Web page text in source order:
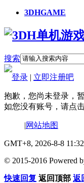
3DHGAME
搜索
登录 | 立即注册吧
抱歉，您尚未登录，
如您没有账号，请点
|网站地图
GMT+8, 2026-8-8 11:32
© 2015-2016 Powered
快速回复 返回顶部 返